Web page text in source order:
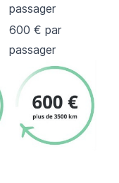
passager
600 € par
passager